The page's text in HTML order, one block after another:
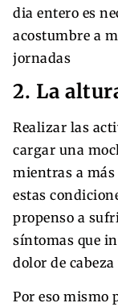
dia entero es
acostumbre a
jornadas
2. La
Realizar las
cargar una
mientras a
estas
propenso a
síntomas que
dolor de
Por eso mismo